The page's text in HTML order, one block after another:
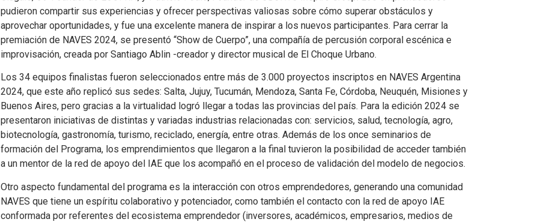
pudieron compartir sus experiencias y ofrecer perspectivas valiosas sobre cómo superar obstáculos y
aprovechar oportunidades, y fue una excelente manera de inspirar a los nuevos participantes. Para cerrar la
premiación de NAVES 2024, se presentó “Show de Cuerpo”, una compañía de percusión corporal escénica e
improvisación, creada por Santiago Ablin -creador y director musical de El Choque Urbano.
Los 34 equipos finalistas fueron seleccionados entre más de 3.000 proyectos inscriptos en NAVES Argentina
2024, que este año replicó sus sedes: Salta, Jujuy, Tucumán, Mendoza, Santa Fe, Córdoba, Neuquén, Misiones y
Buenos Aires, pero gracias a la virtualidad logró llegar a todas las provincias del país. Para la edición 2024 se
presentaron iniciativas de distintas y variadas industrias relacionadas con: servicios, salud, tecnología, agro,
biotecnología, gastronomía, turismo, reciclado, energía, entre otras. Además de los once seminarios de
formación del Programa, los emprendimientos que llegaron a la final tuvieron la posibilidad de acceder también
a un mentor de la red de apoyo del IAE que los acompañó en el proceso de validación del modelo de negocios.
Otro aspecto fundamental del programa es la interacción con otros emprendedores, generando una comunidad
NAVES que tiene un espíritu colaborativo y potenciador, como también el contacto con la red de apoyo IAE
conformada por referentes del ecosistema emprendedor (inversores, académicos, empresarios, medios de